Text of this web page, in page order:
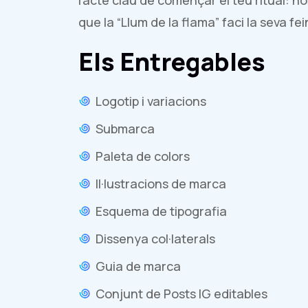
que la “Llum de la flama” faci la seva
Els Entregables
Logotip i variacions
Submarca
Paleta de colors
Il·lustracions de marca
Esquema de tipografia
Dissenya col·laterals
Guia de marca
Conjunt de Posts IG editables